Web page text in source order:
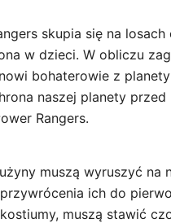
skupia się na
w dzieci. W obliczu
bohaterowie z
naszej planety
Rangers.
muszą wyruszyć na
ich do
muszą stawić